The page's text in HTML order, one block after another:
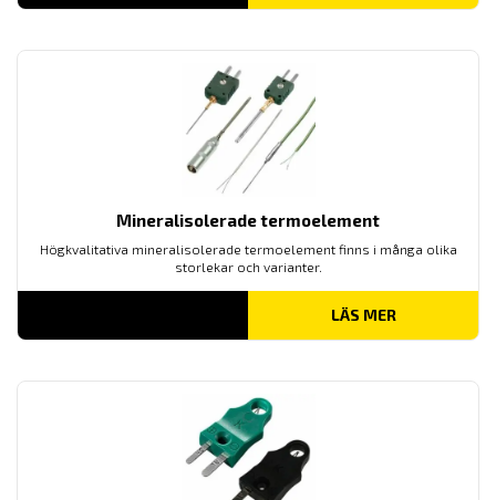
Mineralisolerade termoelement
Högkvalitativa mineralisolerade termoelement finns i många olika
storlekar och varianter.
LÄS MER